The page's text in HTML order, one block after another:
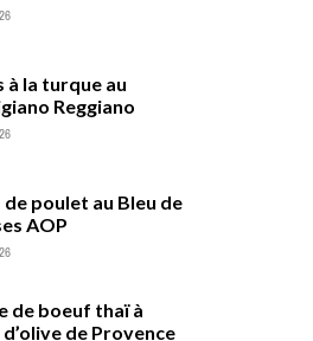
à la turque au
Reggiano
de poulet au Bleu de
AOP
de boeuf thaï à
d’olive de Provence